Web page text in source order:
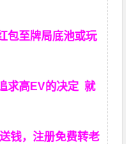
包至牌局底池或玩
求高EV的决定就
钱，注册免费转老